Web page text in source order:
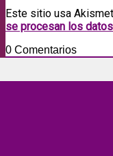
Este sitio usa
se procesan los
0 Comentarios